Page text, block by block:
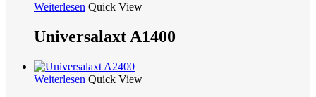
Weiterlesen Quick View
Universalaxt A1400
Weiterlesen Quick View